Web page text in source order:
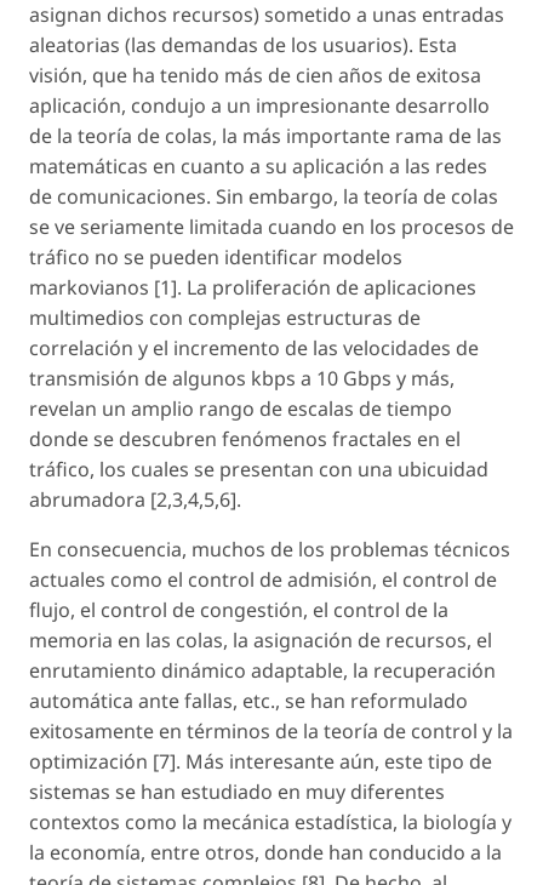
asignan dichos recursos) sometido a unas entradas
aleatorias (las demandas de los usuarios). Esta
visión, que ha tenido más de cien años de exitosa
aplicación, condujo a un impresionante desarrollo
de la teoría de colas, la más importante rama de las
matemáticas en cuanto a su aplicación a las redes
de comunicaciones. Sin embargo, la teoría de colas
se ve seriamente limitada cuando en los procesos de
tráfico no se pueden identificar modelos
markovianos [1]. La proliferación de aplicaciones
multimedios con complejas estructuras de
correlación y el incremento de las velocidades de
transmisión de algunos kbps a 10 Gbps y más,
revelan un amplio rango de escalas de tiempo
donde se descubren fenómenos fractales en el
tráfico, los cuales se presentan con una ubicuidad
abrumadora [2,3,4,5,6].
En consecuencia, muchos de los problemas técnicos
actuales como el control de admisión, el control de
flujo, el control de congestión, el control de la
memoria en las colas, la asignación de recursos, el
enrutamiento dinámico adaptable, la recuperación
automática ante fallas, etc., se han reformulado
exitosamente en términos de la teoría de control y la
optimización [7]. Más interesante aún, este tipo de
sistemas se han estudiado en muy diferentes
contextos como la mecánica estadística, la biología y
la economía, entre otros, donde han conducido a la